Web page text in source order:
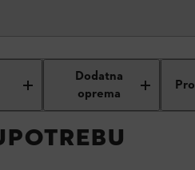
Dodatna
oprema
upotrebu